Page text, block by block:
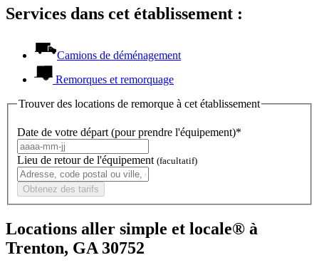
Services dans cet établissement :
Camions de déménagement
Remorques et remorquage
Trouver des locations de remorque à cet établissement
Date de votre départ (pour prendre l'équipement)*
Lieu de retour de l'équipement (facultatif)
Obtenez des tarifs
Locations aller simple et locale® à
Trenton, GA 30752